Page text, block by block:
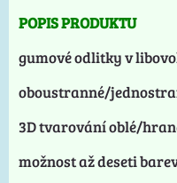
POPIS PRODUKTU
gumové odlitky v
oboustranné/
3D tvarování oblé/
možnost až deseti